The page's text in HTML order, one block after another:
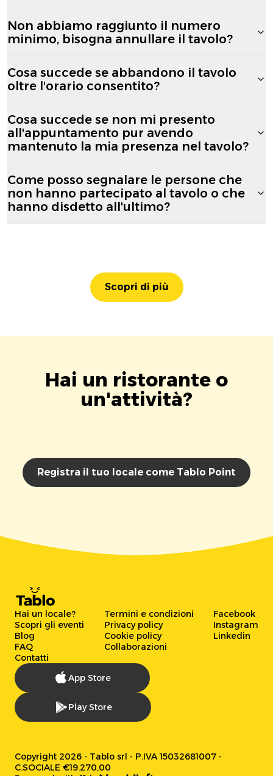
Non abbiamo raggiunto il numero
minimo, bisogna annullare il tavolo?
Cosa succede se abbandono il tavolo
oltre l'orario consentito?
Cosa succede se non mi presento
all'appuntamento pur avendo
mantenuto la mia presenza nel tavolo?
Come posso segnalare le persone che
non hanno partecipato al tavolo o che
hanno disdetto all'ultimo?
Scopri di più
Hai un ristorante o
un'attività?
Registra il tuo locale come Tablo Point
Hai un locale?
Scopri gli eventi
Blog
FAQ
Contatti
Termini e condizioni
Privacy policy
Cookie policy
Collaborazioni
Facebook
Instagram
Linkedin
App Store
Play Store
Copyright 2026 - Tablo srl - P.IVA 15032681007 -
C.SOCIALE €19.270,00